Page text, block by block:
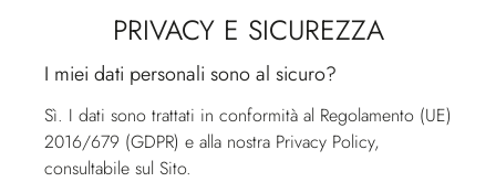
PRIVACY E SICUREZZA
I miei dati personali sono al sicuro?
Sì. I dati sono trattati in conformità al Regolamento (UE)
2016/679 (GDPR) e alla nostra Privacy Policy,
consultabile sul Sito.